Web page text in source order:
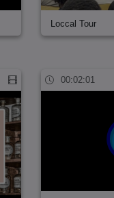
Loccal Tour
00:02:01